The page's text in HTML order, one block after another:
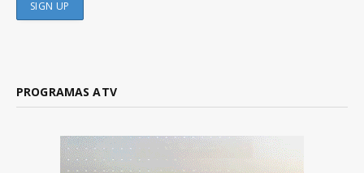
PROGRAMAS ATV